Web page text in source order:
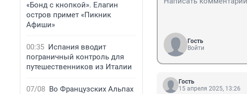
«Бонд с кнопкой». Елагин
остров примет «Пикник
Афиши»
00:35 Испания вводит
пограничный контроль для
путешественников из Италии
07/08 Во Французских Альпах
Гость
Войти
Гость
15 апреля 2025, 13:26